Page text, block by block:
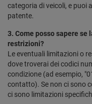
categoria di veicoli, e puoi
patente.
3. Come posso sapere
restrizioni?
Le eventuali limitazioni o
dove troverai dei codici
condizione (ad esempio,
contatto). Se non ci sono
ci sono limitazioni